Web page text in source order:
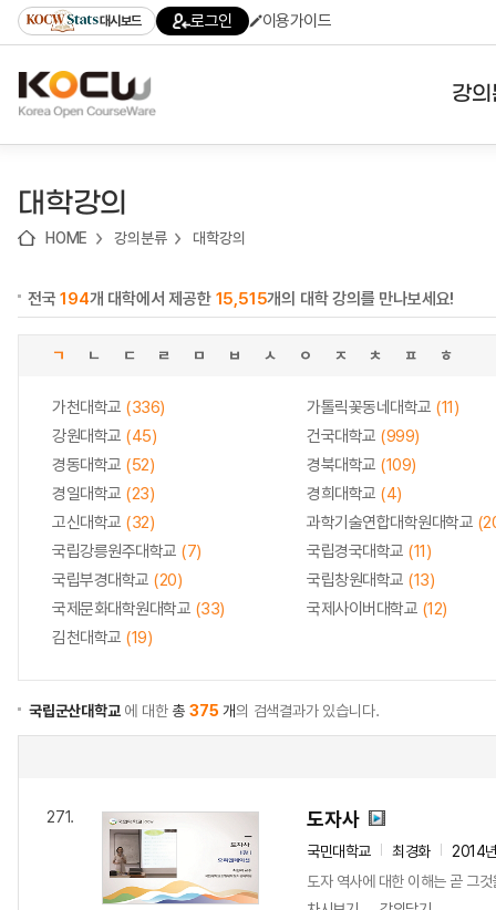
기
기
기
content)
가
대시보드 로그인 이용가이드
강
대학강의
HOME 강의분류 대학강의
전국194개 대학에서 제공한 15,515개의 대학 강의를 만나보세요!
ㄱ ㄴ ㄷ ㄹ ㅁ ㅂ ㅅ ㅇ ㅈ ㅊ ㅍ ㅎ
가천대학교 (336) 가톨릭꽃동네대학교 (11)
강원대학교 (45) 건국대학교 (999)
경동대학교 (52) 경북대학교 (109)
경일대학교 (23) 경희대학교 (4)
고신대학교 (32) 과학기술연합대학원대학교
국립강릉원주대학교 (7) 국립경국대학교 (11)
국립부경대학교 (20) 국립창원대학교 (13)
국제문화대학원대학교 (33) 국제사이버대학교 (12)
김천대학교 (19)
국립군산대학교에 대한총375 개의 검색결과가 있습니다.
271. 도자사
국민대학교 최경화
2014
도자 역사에 대한 이해는 곧 그